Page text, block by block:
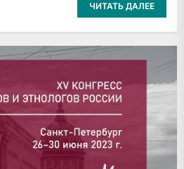
ЧИТАТЬ ДАЛЕЕ